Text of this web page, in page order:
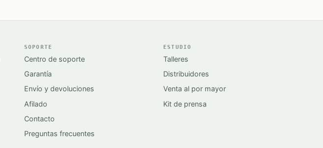
SOPORTE
Centro de soporte
Garantía
Envío y devoluciones
Afilado
Contacto
Preguntas frecuentes
ESTUDIO
Talleres
Distribuidores
Venta al por mayor
Kit de prensa